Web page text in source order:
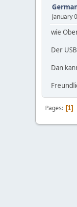
January
wie
Der
Dan
Pages 1